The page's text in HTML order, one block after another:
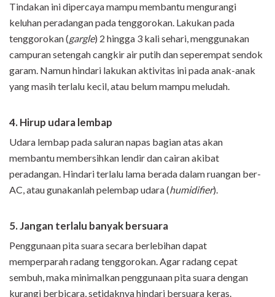
Tindakan ini dipercaya mampu membantu mengurangi
keluhan peradangan pada tenggorokan. Lakukan pada
tenggorokan (gargle) 2 hingga 3 kali sehari, menggunakan
campuran setengah cangkir air putih dan seperempat sendok
garam. Namun hindari lakukan aktivitas ini pada anak-anak
yang masih terlalu kecil, atau belum mampu meludah.
4. Hirup udara lembap
Udara lembap pada saluran napas bagian atas akan
membantu membersihkan lendir dan cairan akibat
peradangan. Hindari terlalu lama berada dalam ruangan ber-
AC, atau gunakanlah pelembap udara (humidifier).
5. Jangan terlalu banyak bersuara
Penggunaan pita suara secara berlebihan dapat
memperparah radang tenggorokan. Agar radang cepat
sembuh, maka minimalkan penggunaan pita suara dengan
kurangi berbicara, setidaknya hindari bersuara keras.